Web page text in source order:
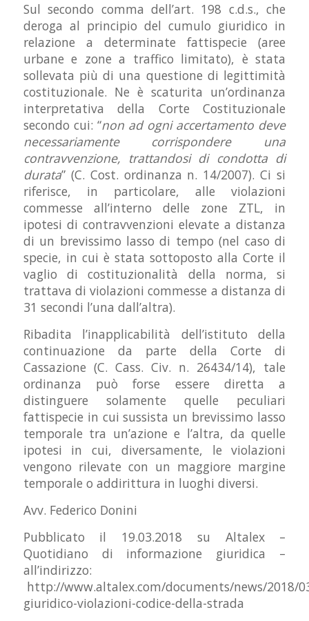
Sul secondo comma dell’art. 198 c.d.s., che
deroga al principio del cumulo giuridico in
relazione a determinate fattispecie (aree
urbane e zone a traffico limitato), è stata
sollevata più di una questione di legittimità
costituzionale. Ne è scaturita un’ordinanza
interpretativa della Corte Costituzionale
secondo cui: “non ad ogni accertamento deve
necessariamente corrispondere una
contravvenzione, trattandosi di condotta di
durata” (C. Cost. ordinanza n. 14/2007). Ci si
riferisce, in particolare, alle violazioni
commesse all’interno delle zone ZTL, in
ipotesi di contravvenzioni elevate a distanza
di un brevissimo lasso di tempo (nel caso di
specie, in cui è stata sottoposto alla Corte il
vaglio di costituzionalità della norma, si
trattava di violazioni commesse a distanza di
31 secondi l’una dall’altra).
Ribadita l’inapplicabilità dell’istituto della
continuazione da parte della Corte di
Cassazione (C. Cass. Civ. n. 26434/14), tale
ordinanza può forse essere diretta a
distinguere solamente quelle peculiari
fattispecie in cui sussista un brevissimo lasso
temporale tra un’azione e l’altra, da quelle
ipotesi in cui, diversamente, le violazioni
vengono rilevate con un maggiore margine
temporale o addirittura in luoghi diversi.
Avv. Federico Donini
Pubblicato il 19.03.2018 su Altalex –
Quotidiano di informazione giuridica –
all’indirizzo:
http://www.altalex.com/documents/news/2018/
giuridico-violazioni-codice-della-strada